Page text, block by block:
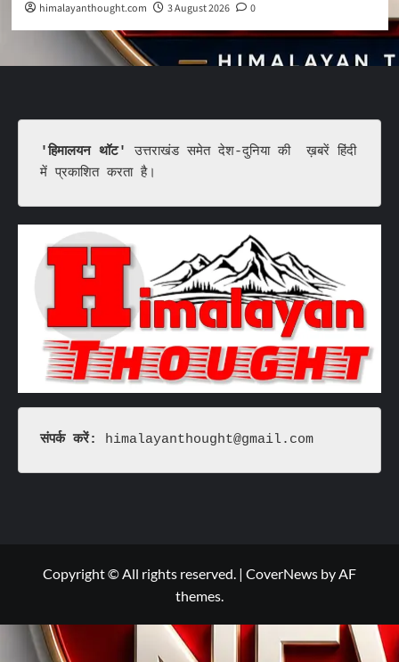
himalayanthought.com 3 August 2026 0
'हिमालयन थॉट'
उत्तराखंड समेत देश-दुनिया की  ख़बरें हिंदी
में प्रकाशित करता है।
संपर्क करें: himalayanthought@gmail.com
Copyright © All rights reserved. | CoverNews by AF
themes.